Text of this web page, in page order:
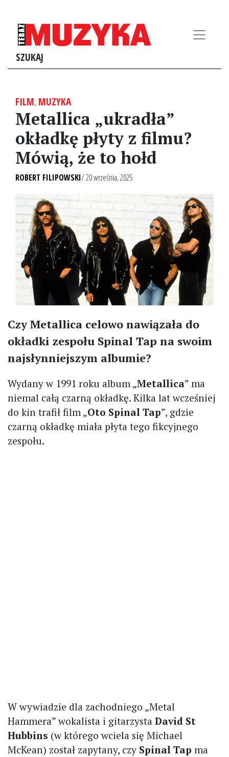
SZUKAJ
FILM, MUZYKA
Metallica „ukradła”
okładkę płyty z filmu?
Mówią, że to hołd
ROBERT FILIPOWSKI/ 20 września, 2025
Czy Metallica celowo nawiązała do
okładki zespołu Spinal Tap na swoim
najsłynniejszym albumie?
Wydany w 1991 roku album „Metallica” ma
niemal całą czarną okładkę. Kilka lat wcześniej
do kin trafił film „Oto Spinal Tap”, gdzie
czarną okładkę miała płyta tego fikcyjnego
zespołu.
W wywiadzie dla zachodniego „Metal
Hammera” wokalista i gitarzysta David St
Hubbins (w którego wciela się Michael
McKean) został zapytany, czy Spinal Tap ma